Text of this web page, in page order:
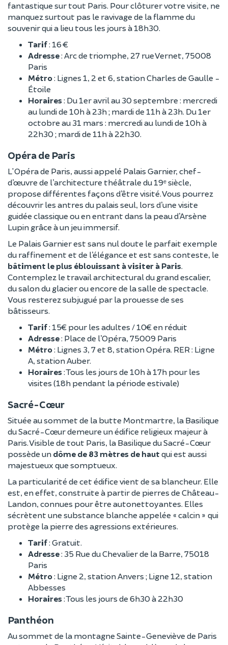
fantastique sur tout Paris. Pour clôturer votre visite, ne
manquez surtout pas le ravivage de la flamme du
souvenir qui a lieu tous les jours à 18h30.
Tarif: 16 €
Adresse: Arc de triomphe, 27 rue Vernet, 75008
Paris
Métro: Lignes 1, 2 et 6, station Charles de Gaulle -
Étoile
Horaires: Du 1er avril au 30 septembre : mercredi
au lundi de 10h à 23h ; mardi de 11h à 23h. Du 1er
octobre au 31 mars : mercredi au lundi de 10h à
22h30 ; mardi de 11h à 22h30.
Opéra de Paris
L'Opéra de Paris, aussi appelé Palais Garnier, chef-
d’œuvre de l’architecture théâtrale du 19ᵉ siècle,
propose différentes façons d’être visité. Vous pourrez
découvrir les antres du palais seul, lors d’une visite
guidée classique ou en entrant dans la peau d’Arsène
Lupin grâce à un jeu immersif.
Le Palais Garnier est sans nul doute le parfait exemple
du raffinement et de l’élégance et est sans conteste, le
bâtiment le plus éblouissant à visiter à Paris.
Contemplez le travail architectural du grand escalier,
du salon du glacier ou encore de la salle de spectacle.
Vous resterez subjugué par la prouesse de ses
bâtisseurs.
Tarif: 15€ pour les adultes / 10€ en réduit
Adresse: Place de l’Opéra, 75009 Paris
Métro: Lignes 3, 7 et 8, station Opéra. RER : Ligne
A, station Auber.
Horaires: Tous les jours de 10h à 17h pour les
visites (18h pendant la période estivale)
Sacré-Cœur
Située au sommet de la butte Montmartre, la Basilique
du Sacré-Cœur demeure un édifice religieux majeur à
Paris. Visible de tout Paris, la Basilique du Sacré-Cœur
possède un dôme de 83 mètres de haut qui est aussi
majestueux que somptueux.
La particularité de cet édifice vient de sa blancheur. Elle
est, en effet, construite à partir de pierres de Château-
Landon, connues pour être autonettoyantes. Elles
sécrètent une substance blanche appelée « calcin » qui
protège la pierre des agressions extérieures.
Tarif: Gratuit.
Adresse: 35 Rue du Chevalier de la Barre, 75018
Paris
Métro: Ligne 2, station Anvers ; Ligne 12, station
Abbesses
Horaires: Tous les jours de 6h30 à 22h30
Panthéon
Au sommet de la montagne Sainte-Geneviève de Paris